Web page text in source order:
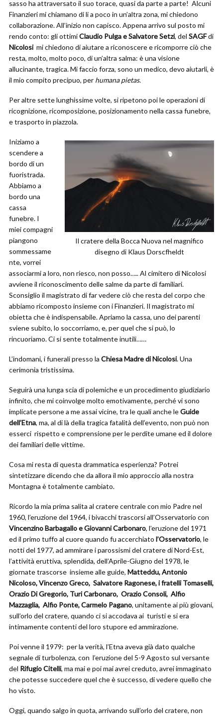
sasso ha attraversato il suo torace, quasi da parte a parte! Alcuni
Finanzieri mi chiamano di li a poco in un’altra zona, mi chiedono
collaborazione. All’inizio non capisco. Appena arrivo sul posto mi
rendo conto: gli ottimiClaudio Pulga e Salvatore Setzi, del SAGFdi
Nicolosi mi chiedono di aiutare a riconoscere e ricomporre ciò che
resta, molto, molto poco, di un’altra salma: è una visione
allucinante, tragica. Mi faccio forza, sono un medico, devo aiutarli, è
il mio compito precipuo, per humana pietas.
Per altre sette lunghissime volte, si ripetono poi le operazioni di
ricognizione, ricomposizione, posizionamento nella cassa funebre,
e trasporto in piazzola.
Il cratere della Bocca Nuova nel magnifico
disegno di Klaus Dorscfheldt
Iniziamo a
scendere a
bordo di un
fuoristrada.
Abbiamo a
bordo una
cassa
funebre. I
miei compagni
piangono
sommessame
nte, vorrei
associarmi a loro, non riesco, non posso….. Al cimitero di Nicolosi
avviene il riconoscimento delle salme da parte di familiari.
Sconsiglio il magistrato di far vedere ciò che resta del corpo che
abbiamo ricomposto insieme con i Finanzieri. Il magistrato mi
obietta che è indispensabile. Apriamo la cassa, uno dei parenti
sviene subito, lo soccorriamo, e, per quel che si può, lo
rincuoriamo. Ci si sente totalmente inutili……
L’indomani, i funerali presso la Chiesa Madre di Nicolosi. Una
cerimonia tristissima.
Seguirà una lunga scia di polemiche e un procedimento giudiziario
infinito, che mi coinvolge molto emotivamente, perché vi sono
implicate persone a me assai vicine, tra le quali anche leGuide
dell’Etna, ma, al di là della tragica fatalità dell’evento, non può non
esserci rispetto e comprensione per le perdite umane ed il dolore
dei familiari delle vittime.
Cosa mi resta di questa drammatica esperienza? Potrei
sintetizzare dicendo che da allora il mio approccio alla nostra
Montagna è totalmente cambiato.
Ricordo la mia prima salita al cratere centrale con mio Padre nel
1960, l’eruzione del 1964, i bivacchi trascorsi all’Osservatorio con
Vincenzino Barbagallo e Giovanni Carbonaro, l’eruzione del 1971
ed il primo tuffo al cuore quando fu accerchiato l’Osservatorio, le
notti del 1977, ad ammirare i parossismi del cratere di Nord-Est,
l’attività eruttiva, splendida, dell’Aprile-Giugno del 1978, le
giornate trascorse insieme alle guide, Matteddu, Antonio
Nicoloso, Vincenzo Greco, Salvatore Ragonese, i fratelli Tomaselli,
Orazio Di Gregorio, Turi Carbonaro, Orazio Consoli, Alfio
Mazzaglia, Alfio Ponte, Carmelo Pagano, unitamente ai più giovani,
sull’orlo del cratere, quando ci si accodava ai turisti e si era
intimamente contenti del loro stupore ed ammirazione.
Poi venne il 1979: per la verità, l’Etna aveva già dato qualche
segnale di turbolenza, con l’eruzione del 5-9 Agosto sul versante
del Rifugio Citelli, ma mai e poi mai avrei creduto, avrei immaginato
che potesse succedere quel che è successo, di vedere quello che
ho visto.
Oggi, quando salgo in quota, arrivando sull’orlo del cratere, non